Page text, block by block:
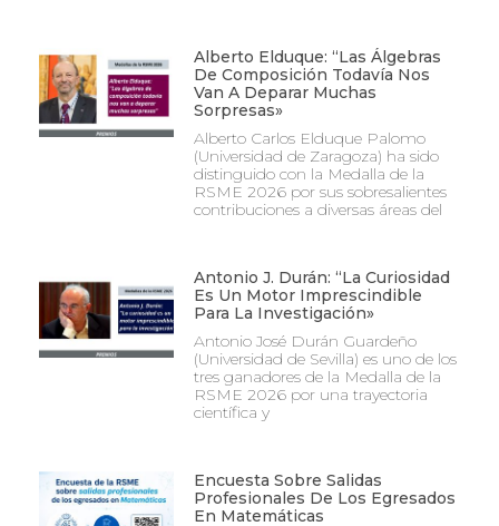
Alberto Elduque: “Las Álgebras
De Composición Todavía Nos
Van A Deparar Muchas
Sorpresas»
Alberto Carlos Elduque Palomo
(Universidad de Zaragoza) ha sido
distinguido con la Medalla de la
RSME 2026 por sus sobresalientes
contribuciones a diversas áreas del
Antonio J. Durán: “La Curiosidad
Es Un Motor Imprescindible
Para La Investigación»
Antonio José Durán Guardeño
(Universidad de Sevilla) es uno de los
tres ganadores de la Medalla de la
RSME 2026 por una trayectoria
científica y
Encuesta Sobre Salidas
Profesionales De Los Egresados
En Matemáticas